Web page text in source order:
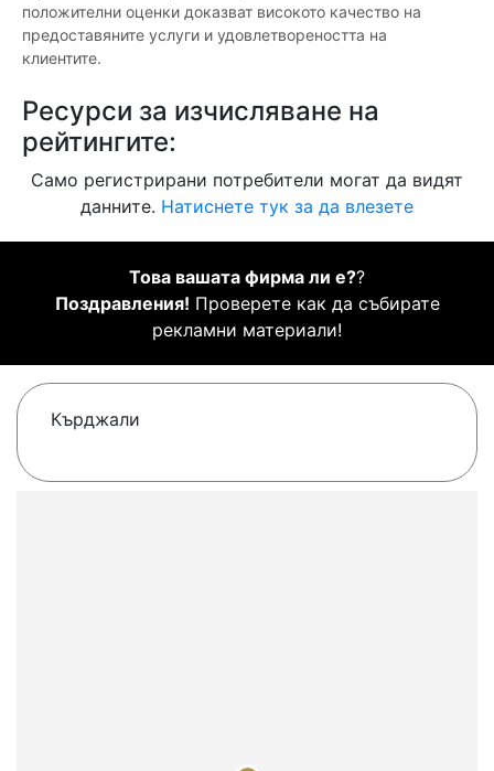
положителни оценки доказват високото качество на
предоставяните услуги и удовлетвореността на
клиентите.
Ресурси за изчисляване на
рейтингите:
Само регистрирани потребители могат да видят
данните. Натиснете тук за да влезете
Това вашата фирма ли е??
Поздравления! Проверете как да събирате
рекламни материали!
Кърджали